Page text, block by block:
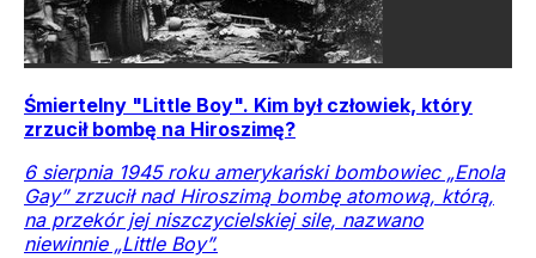
Śmiertelny "Little Boy". Kim był człowiek, który
zrzucił bombę na Hiroszimę?
6 sierpnia 1945 roku amerykański bombowiec „Enola
Gay” zrzucił nad Hiroszimą bombę atomową, którą,
na przekór jej niszczycielskiej sile, nazwano
niewinnie „Little Boy”.